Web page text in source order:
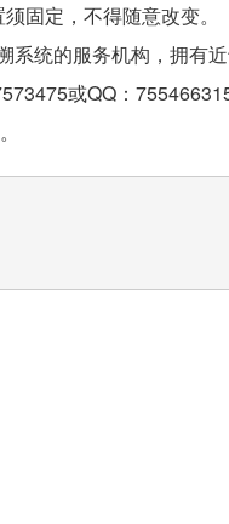
固定，不得随意改变。
统的服务机构，拥有
或QQ：